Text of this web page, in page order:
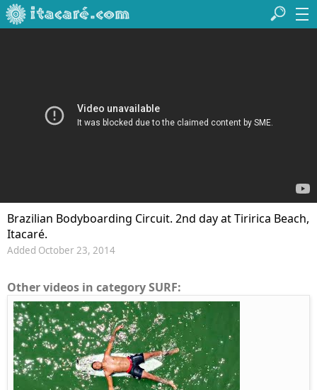
Brazilian Bodyboarding Circuit. 2nd day at Tiririca Beach,
Itacaré.
Added October 23, 2014
Other videos in category SURF: